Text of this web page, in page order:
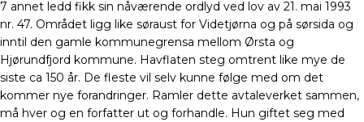
7 annet ledd fikk sin nåværende ordlyd ved lov av 21. mai 1993
nr. 47. Området ligg like søraust for Videtjørna og på sørsida og
inntil den gamle kommunegrensa mellom Ørsta og
Hjørundfjord kommune. Havflaten steg omtrent like mye de
siste ca 150 år. De fleste vil selv kunne følge med om det
kommer nye forandringer. Ramler dette avtaleverket sammen,
må hver og en forfatter ut og forhandle. Hun giftet seg med